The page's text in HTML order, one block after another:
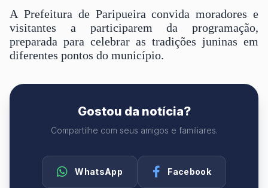
A Prefeitura de Paripueira convida moradores e
visitantes a participarem da programação,
preparada para celebrar as tradições juninas em
diferentes pontos do município.
Gostou da notícia?
Compartilhe com seus amigos e familiares.
WhatsApp Facebook